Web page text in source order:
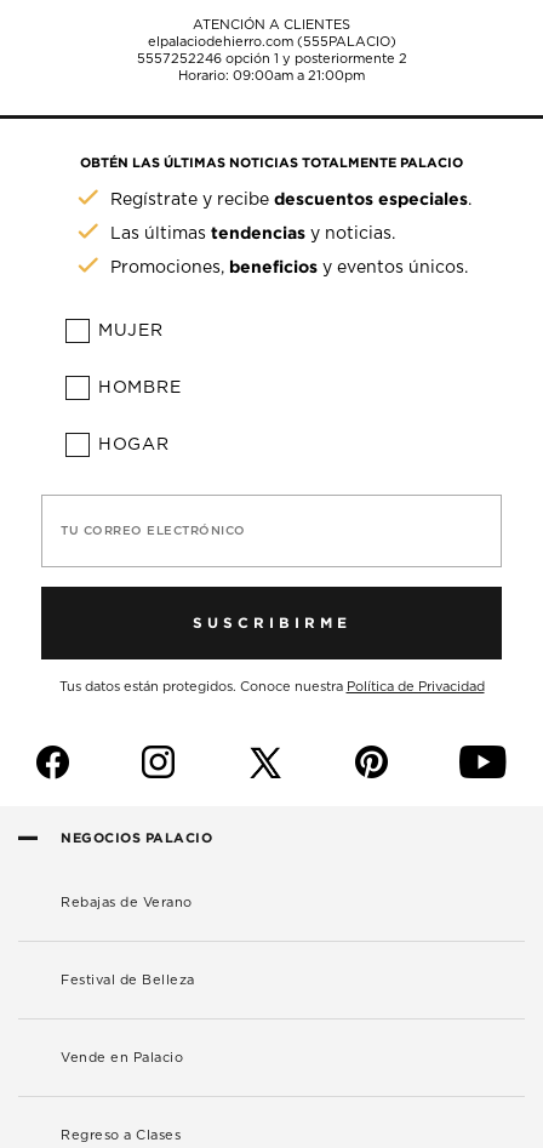
ATENCIÓN A CLIENTES
elpalaciodehierro.com (555PALACIO)
5557252246opción 1 y posteriormente 2
Horario: 09:00am a 21:00pm
OBTÉN LAS ÚLTIMAS NOTICIAS TOTALMENTE PALACIO
Regístrate y recibedescuentos especiales.
Las últimastendencias y noticias.
Promociones, beneficios y eventos únicos.
MUJER
HOMBRE
HOGAR
TU CORREO ELECTRÓNICO
SUSCRIBIRME
Tus datos están protegidos. Conoce nuestra Política de Privacidad
f i p y
NEGOCIOS PALACIO
Rebajas de Verano
Festival de Belleza
Vende en Palacio
Regreso a Clases